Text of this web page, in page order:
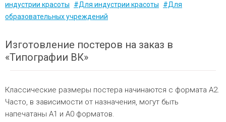
индустрии красоты
#Для индустрии красоты
#Для
образовательных учреждений
Изготовление постеров на заказ в
«Типографии ВК»
Классические размеры постера начинаются с формата А2.
Часто, в зависимости от назначения, могут быть
напечатаны А1 и А0 форматов.